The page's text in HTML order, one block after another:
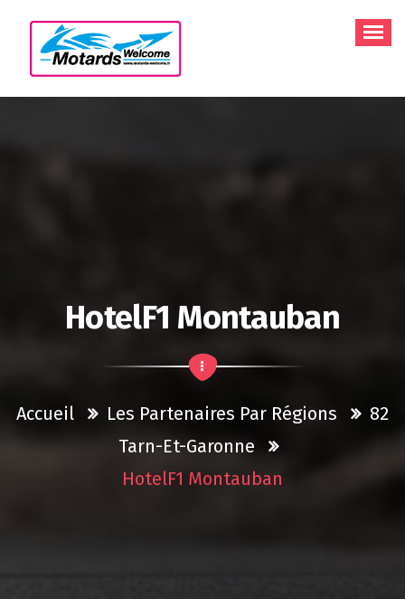
contenu
HotelF1 Montauban
Accueil Les Partenaires Par Régions
82
Tarn-Et-Garonne
HotelF1 Montauban